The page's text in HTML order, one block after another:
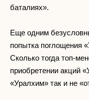
баталиях».
Еще одним
попытка поглощения
Сколько тогда топ-
приобретении акций
«Уралхим» так и не